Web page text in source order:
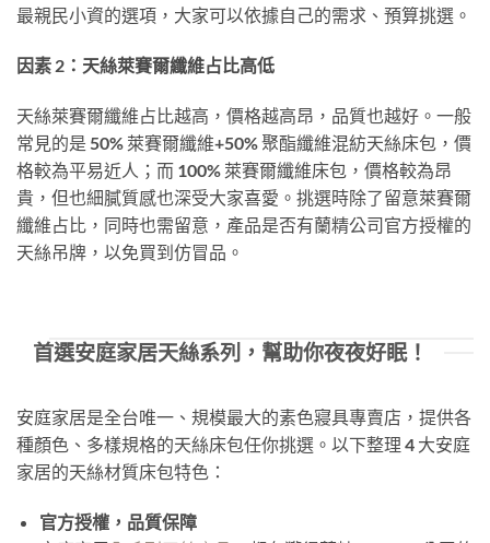
最親民小資的選項，大家可以依據自己的需求、預算挑選。
因素 2：天絲萊賽爾纖維占比高低
天絲萊賽爾纖維占比越高，價格越高昂，品質也越好。一般
常見的是 50% 萊賽爾纖維+50% 聚酯纖維混紡天絲床包，價
格較為平易近人；而 100% 萊賽爾纖維床包，價格較為昂
貴，但也細膩質感也深受大家喜愛。挑選時除了留意萊賽爾
纖維占比，同時也需留意，產品是否有蘭精公司官方授權的
天絲吊牌，以免買到仿冒品。
首選安庭家居天絲系列，幫助你夜夜好眠！
安庭家居是全台唯一、規模最大的素色寢具專賣店，提供各
種顏色、多樣規格的天絲床包任你挑選。以下整理 4 大安庭
家居的天絲材質床包特色：
官方授權，品質保障